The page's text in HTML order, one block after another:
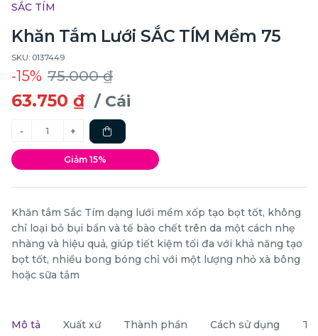
SẮC TÍM
Khăn Tắm Lưới SẮC TÍM Mềm 75
SKU: 0137449
-15% 75.000 ₫
63.750 ₫ / Cái
Giảm 15%
Khăn tắm Sắc Tím dạng lưới mềm xốp tạo bọt tốt, không
chỉ loại bỏ bụi bẩn và tế bào chết trên da một cách nhẹ
nhàng và hiệu quả, giúp tiết kiệm tối đa với khả năng tạo
bọt tốt, nhiều bong bóng chỉ với một lượng nhỏ xà bông
hoặc sữa tắm
Mô tả Xuất xứ Thành phần Cách sử dụng